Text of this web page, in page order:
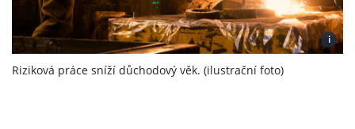
i
Riziková práce sníží důchodový věk. (ilustrační foto)